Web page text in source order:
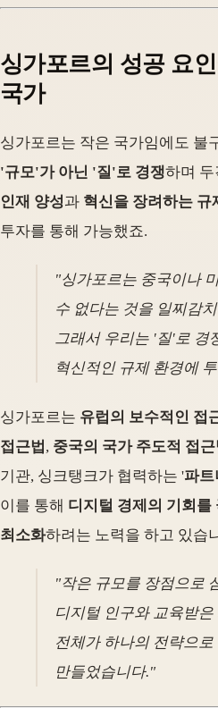
싱가포르의 성공 요
국가
싱가포르는 작은 국가임에도 불
'규모'가 아닌 '질'로 경쟁하며 두
인재 양성과 혁신을 장려하는 규
투자를 통해 가능했죠.
"싱가포르는 중국이나
수 없다는 것을 일찌감
그래서 우리는 '질'로 경
혁신적인 규제 환경에
싱가포르는 유럽의 보수적인 접
접근법 , 중국의 국가 주도적 접근
기관, 싱크탱크가 협력하는 '파트
이를 통해 디지털 경제의 기회를
최소화하려는 노력을 하고 있습
"작은 규모를 장점으로
디지털 인구와 교육받
전체가 하나의 전략으
만들었습니다."